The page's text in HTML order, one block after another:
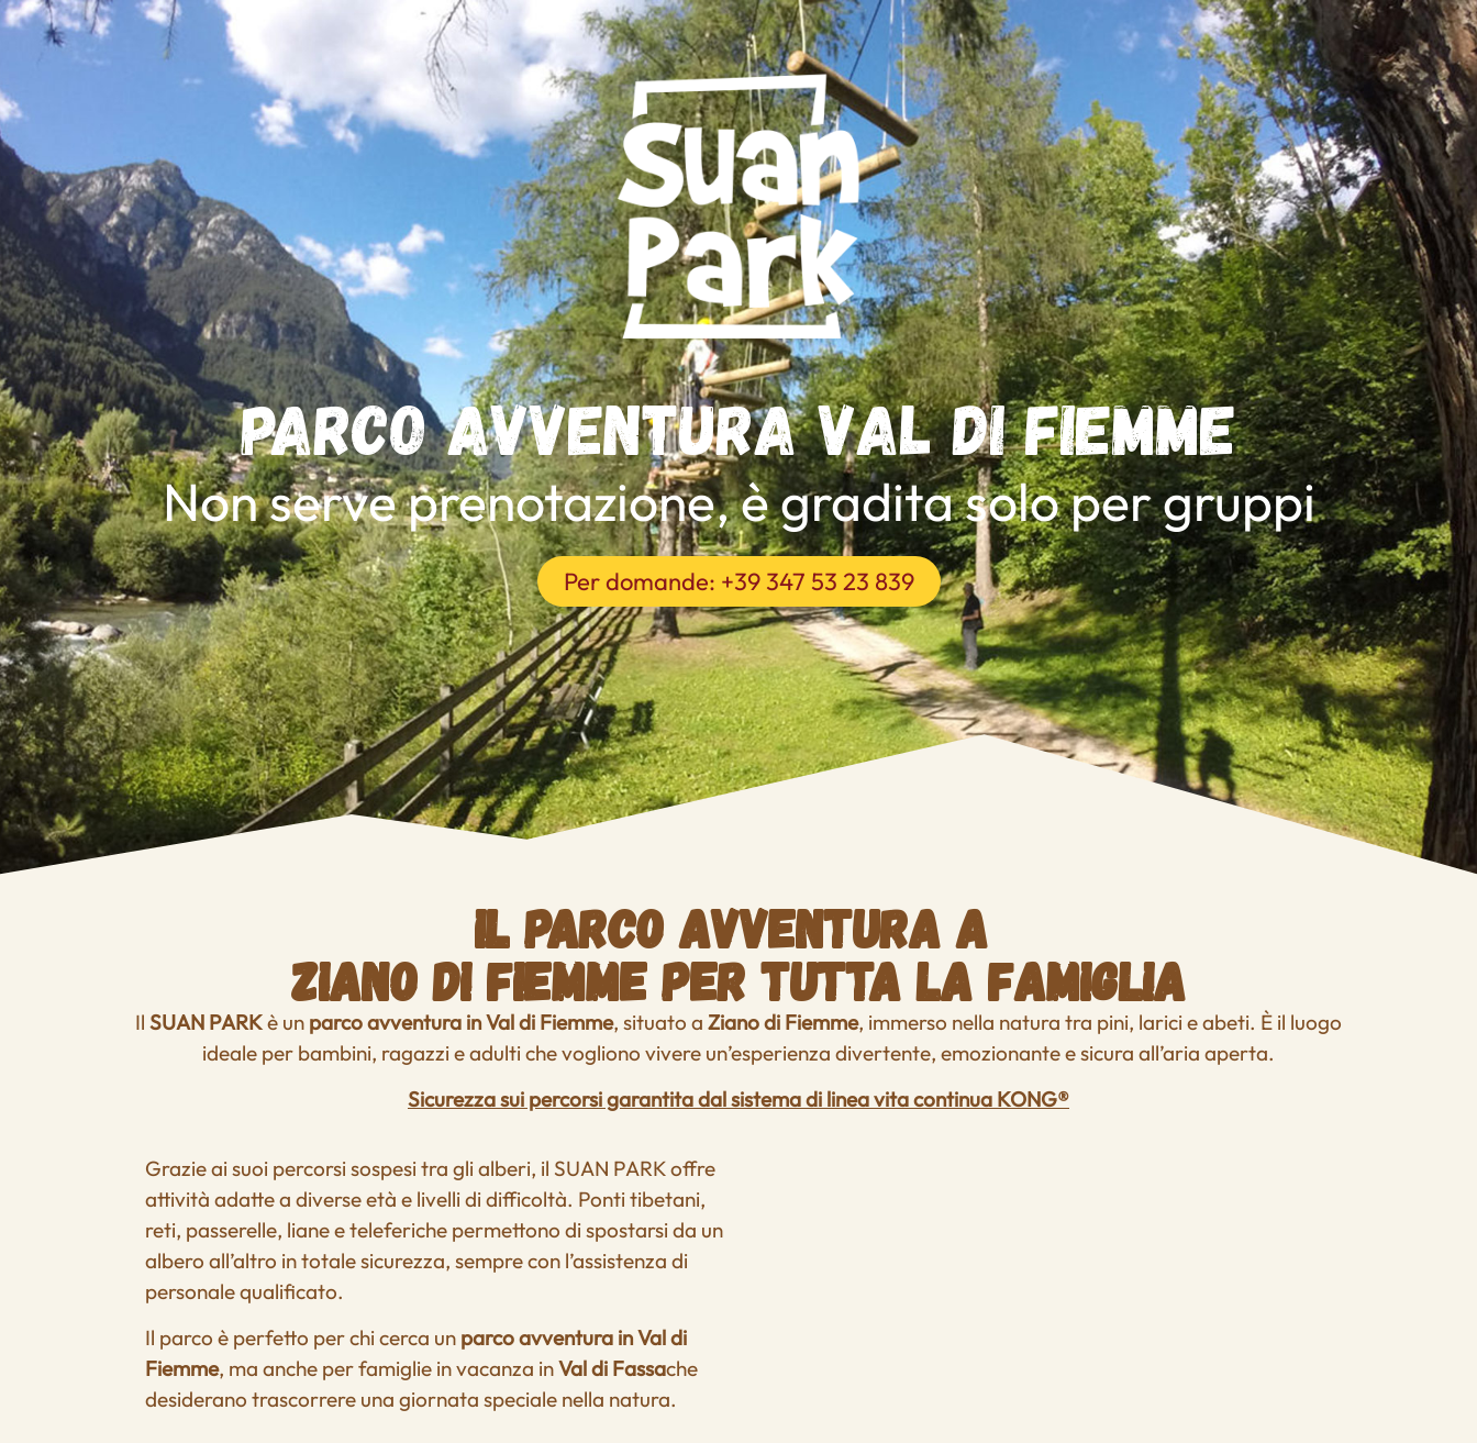
Parco avventura Val di Fiemme
Non serve prenotazione, è gradita solo per gruppi
Per domande: +39 347 53 23 839
Il parco avventura a
Ziano di Fiemme per tutta la famiglia
Il SUAN PARKè un parco avventura in Val di Fiemme, situato a Ziano di Fiemme, immerso nella natura tra pini, larici e abeti. È il luogo
ideale per bambini, ragazzi e adulti che vogliono vivere un’esperienza divertente, emozionante e sicura all’aria aperta.
Sicurezza sui percorsi garantita dal sistema di linea vita continua KONG®
Grazie ai suoi percorsi sospesi tra gli alberi, il SUAN PARK offre
attività adatte a diverse età e livelli di difficoltà. Ponti tibetani,
reti, passerelle, liane e teleferiche permettono di spostarsi da un
albero all’altro in totale sicurezza, sempre con l’assistenza di
personale qualificato.
Il parco è perfetto per chi cerca un parco avventura in Val di
Fiemme, ma anche per famiglie in vacanza inVal di Fassache
desiderano trascorrere una giornata speciale nella natura.